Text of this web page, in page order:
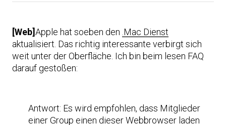
[Web]Apple hat soeben den .Mac Dienst
aktualisiert. Das richtig interessante verbirgt sich
weit unter der Oberfläche. Ich bin beim lesen FAQ
darauf gestoßen:
Antwort: Es wird empfohlen, dass Mitglieder
einer Group einen dieser Webbrowser laden